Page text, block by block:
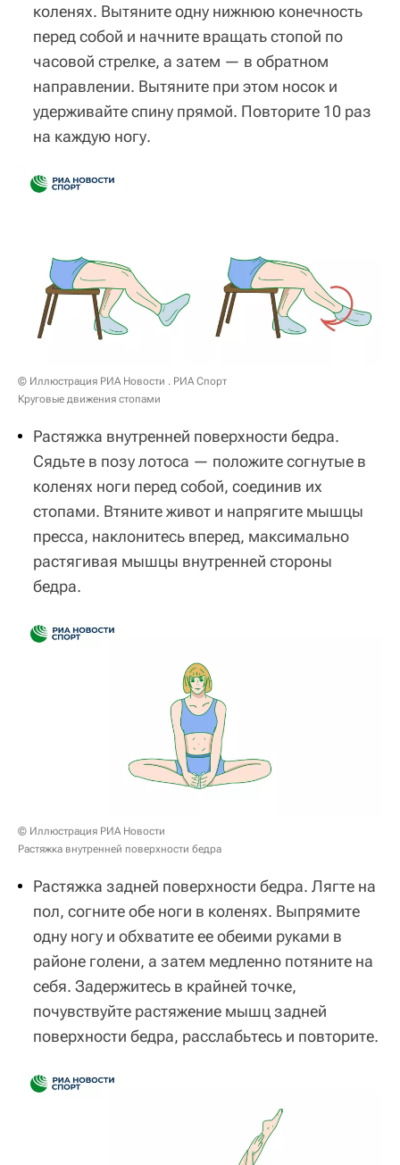
коленях. Вытяните одну нижнюю конечность
перед собой и начните вращать стопой по
часовой стрелке, а затем — в обратном
направлении. Вытяните при этом носок и
удерживайте спину прямой. Повторите 10 раз
на каждую ногу.
© Иллюстрация РИА Новости . РИА Спорт
Круговые движения стопами
Растяжка внутренней поверхности бедра.
Сядьте в позу лотоса — положите согнутые в
коленях ноги перед собой, соединив их
стопами. Втяните живот и напрягите мышцы
пресса, наклонитесь вперед, максимально
растягивая мышцы внутренней стороны
бедра.
© Иллюстрация РИА Новости
Растяжка внутренней поверхности бедра
Растяжка задней поверхности бедра. Лягте на
пол, согните обе ноги в коленях. Выпрямите
одну ногу и обхватите ее обеими руками в
районе голени, а затем медленно потяните на
себя. Задержитесь в крайней точке,
почувствуйте растяжение мышц задней
поверхности бедра, расслабьтесь и повторите.